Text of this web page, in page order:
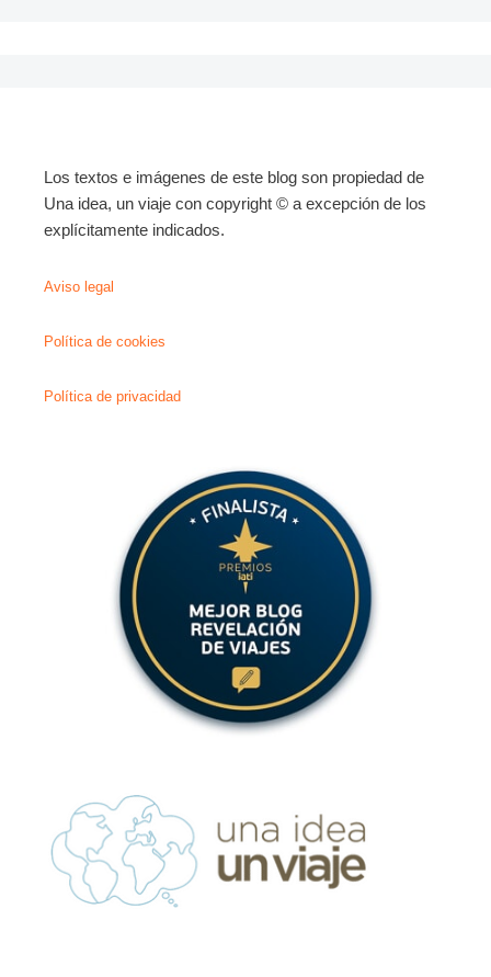
Los textos e imágenes de este blog son propiedad de
Una idea, un viaje con copyright © a excepción de los
explícitamente indicados.
Aviso legal
Política de cookies
Política de privacidad